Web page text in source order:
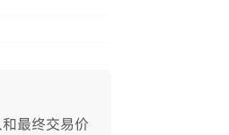
最终交易价